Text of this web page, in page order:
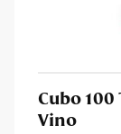
Cubo
Vino